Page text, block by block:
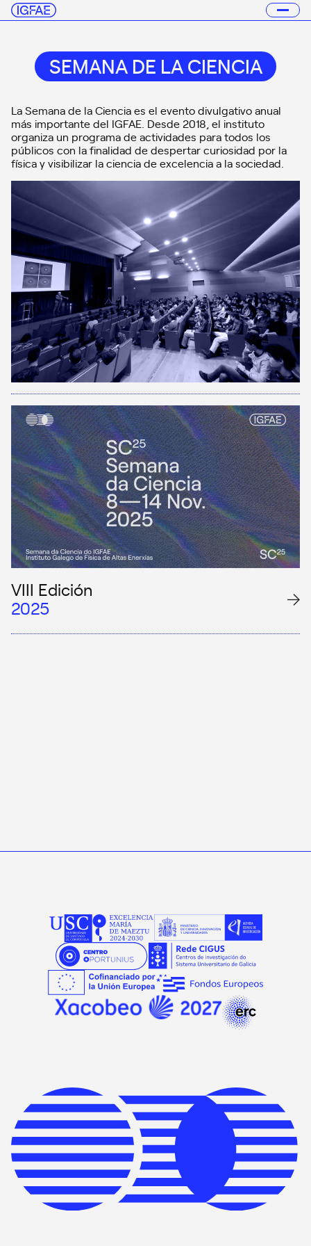
SEMANA DE LA CIENCIA
La Semana de la Ciencia es el evento divulgativo anual
más importante del IGFAE. Desde 2018, el instituto
organiza un programa de actividades para todos los
públicos con la finalidad de despertar curiosidad por la
física y visibilizar la ciencia de excelencia a la sociedad.
VIII Edición
2025